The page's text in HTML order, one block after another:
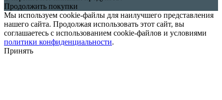
Продолжить покупки
Мы используем cookie-файлы для наилучшего представления
нашего сайта. Продолжая использовать этот сайт, вы
соглашаетесь с использованием cookie-файлов и условиями
политики конфиденциальности.
Принять